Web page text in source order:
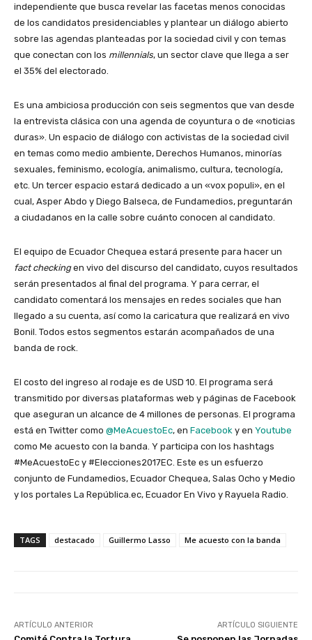
independiente que busca revelar las facetas menos conocidas
de los candidatos presidenciables y plantear un diálogo abierto
sobre las agendas planteadas por la sociedad civil y con temas
que conectan con los millennials, un sector clave que llega a ser
el 35% del electorado.
Es una ambiciosa producción con seis segmentos que van desde
la entrevista clásica con una agenda de coyuntura o de «noticias
duras». Un espacio de diálogo con activistas de la sociedad civil
en temas como medio ambiente, Derechos Humanos, minorías
sexuales, feminismo, ecología, animalismo, cultura, tecnología,
etc. Un tercer espacio estará dedicado a un «vox populi», en el
cual, Asper Abdo y Diego Balseca, de Fundamedios, preguntarán
a ciudadanos en la calle sobre cuánto conocen al candidato.
El equipo de Ecuador Chequea estará presente para hacer un
fact checkingen vivo del discurso del candidato, cuyos resultados
serán presentados al final del programa. Y para cerrar, el
candidato comentará los mensajes en redes sociales que han
llegado a su cuenta, así como la caricatura que realizará en vivo
Bonil. Todos estos segmentos estarán acompañados de una
banda de rock.
El costo del ingreso al rodaje es de USD 10. El programa será
transmitido por diversas plataformas web y páginas de Facebook
que aseguran un alcance de 4 millones de personas. El programa
está en Twitter como @MeAcuestoEc, en Facebook y en Youtube
como Me acuesto con la banda. Y participa con los hashtags
#MeAcuestoEc y #Elecciones2017EC. Este es un esfuerzo
conjunto de Fundamedios, Ecuador Chequea, Salas Ocho y Medio
y los portales La República.ec, Ecuador En Vivo y Rayuela Radio.
TAGS destacado Guillermo Lasso Me acuesto con la banda
ARTÍCULO ANTERIOR ARTÍCULO SIGUIENTE